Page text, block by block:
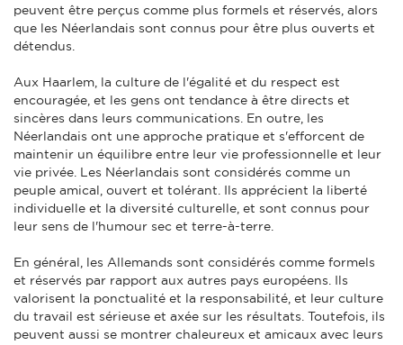
peuvent être perçus comme plus formels et réservés, alors
que les Néerlandais sont connus pour être plus ouverts et
détendus.
Aux Haarlem, la culture de l'égalité et du respect est
encouragée, et les gens ont tendance à être directs et
sincères dans leurs communications. En outre, les
Néerlandais ont une approche pratique et s'efforcent de
maintenir un équilibre entre leur vie professionnelle et leur
vie privée. Les Néerlandais sont considérés comme un
peuple amical, ouvert et tolérant. Ils apprécient la liberté
individuelle et la diversité culturelle, et sont connus pour
leur sens de l'humour sec et terre-à-terre.
En général, les Allemands sont considérés comme formels
et réservés par rapport aux autres pays européens. Ils
valorisent la ponctualité et la responsabilité, et leur culture
du travail est sérieuse et axée sur les résultats. Toutefois, ils
peuvent aussi se montrer chaleureux et amicaux avec leurs